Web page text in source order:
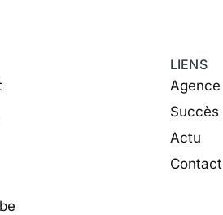
LIENS
Agence
Succès
Actu
Contact